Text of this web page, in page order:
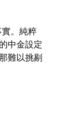
。純粹
中金設定
難以挑剔